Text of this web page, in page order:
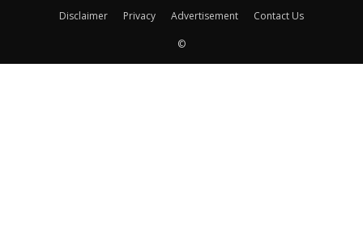
Disclaimer Privacy Advertisement Contact Us
©